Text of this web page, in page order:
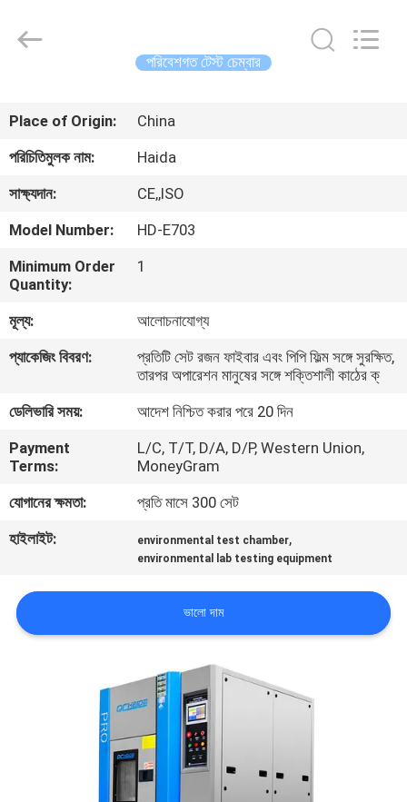
পণ্য
ভিআর
আমাদের
সম্পর্কে
কারখানা
গুণমান
আমাদের
পরিবেশগত টেস্ট চেম্বার
Place of Origin:
China
পরিচিতিমুলক নাম:
Haida
সাক্ষ্যদান:
CE,,ISO
Model Number:
HD-E703
Minimum Order
Quantity:
1
মূল্য:
আলোচনাযোগ্য
প্যাকেজিং বিবরণ:
প্রতিটি সেট রজন ফাইবার এবং পিপি ফিল্ম সঙ্গে সুরক্ষিত,
তারপর অপারেশন মানুষের সঙ্গে শক্তিশালী কাঠের ক্
ডেলিভারি সময়:
আদেশ নিশ্চিত করার পরে 20 দিন
Payment
Terms:
L/C, T/T, D/A, D/P, Western Union,
MoneyGram
যোগানের ক্ষমতা:
প্রতি মাসে 300 সেট
হাইলাইট:
environmental test chamber,
environmental lab testing equipment
ভালো দাম